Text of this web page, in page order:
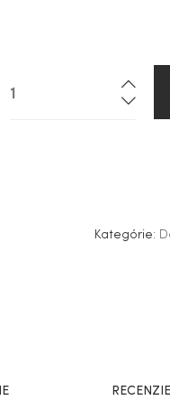
Kategórie: